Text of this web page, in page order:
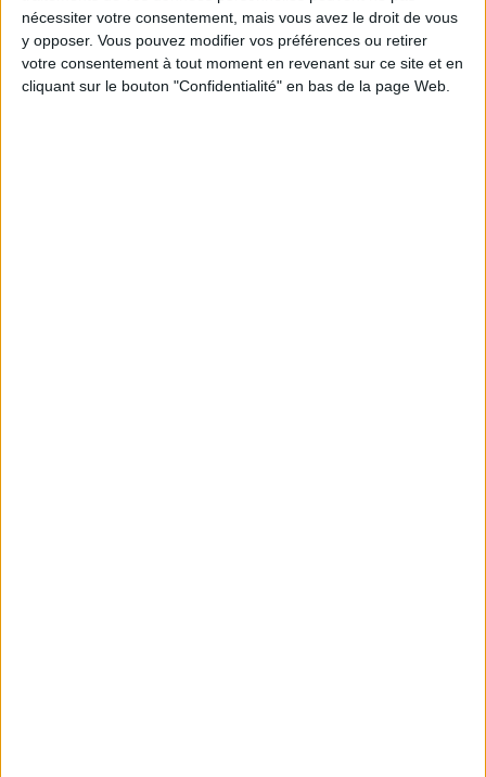
nécessiter votre consentement, mais vous avez le droit de vous
y opposer. Vous pouvez modifier vos préférences ou retirer
votre consentement à tout moment en revenant sur ce site et en
cliquant sur le bouton "Confidentialité" en bas de la page Web.